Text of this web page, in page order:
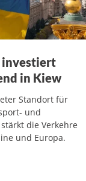
investiert
in Kiew
Standort für
und
die Verkehre
und Europa.